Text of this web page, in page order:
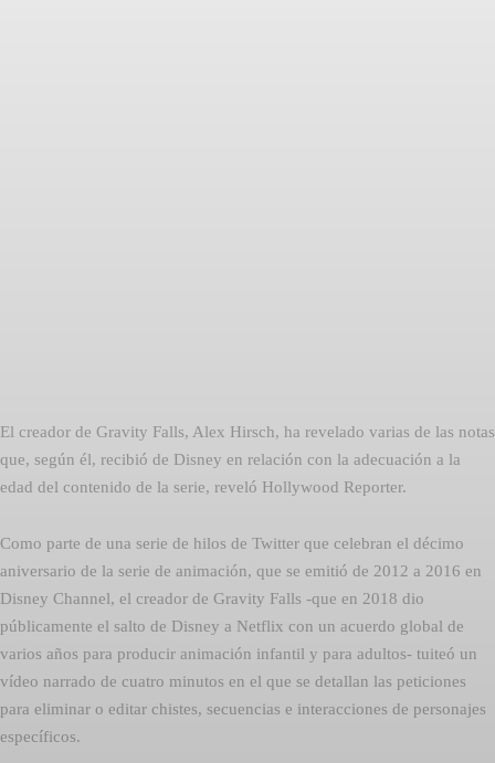
El creador de Gravity Falls, Alex Hirsch, ha revelado varias de las notas
que, según él, recibió de Disney en relación con la adecuación a la
edad del contenido de la serie, reveló Hollywood Reporter.
Como parte de una serie de hilos de Twitter que celebran el décimo
aniversario de la serie de animación, que se emitió de 2012 a 2016 en
Disney Channel, el creador de Gravity Falls -que en 2018 dio
públicamente el salto de Disney a Netflix con un acuerdo global de
varios años para producir animación infantil y para adultos- tuiteó un
vídeo narrado de cuatro minutos en el que se detallan las peticiones
para eliminar o editar chistes, secuencias e interacciones de personajes
específicos.